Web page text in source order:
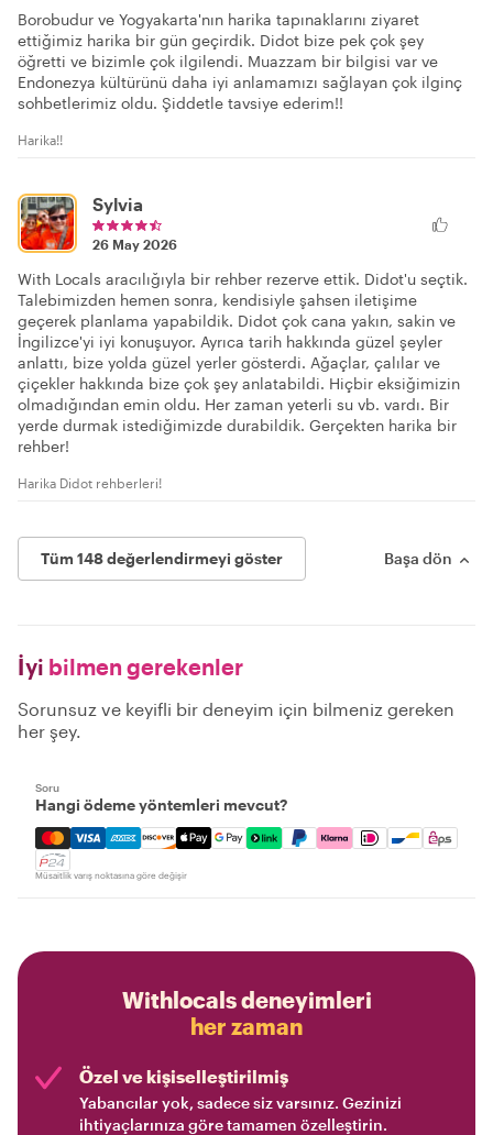
Borobudur ve Yogyakarta'nın harika tapınaklarını ziyaret
ettiğimiz harika bir gün geçirdik. Didot bize pek çok şey
öğretti ve bizimle çok ilgilendi. Muazzam bir bilgisi var ve
Endonezya kültürünü daha iyi anlamamızı sağlayan çok ilginç
sohbetlerimiz oldu. Şiddetle tavsiye ederim!!
Harika!!
Sylvia
26 May 2026
With Locals aracılığıyla bir rehber rezerve ettik. Didot'u seçtik.
Talebimizden hemen sonra, kendisiyle şahsen iletişime
geçerek planlama yapabildik. Didot çok cana yakın, sakin ve
İngilizce'yi iyi konuşuyor. Ayrıca tarih hakkında güzel şeyler
anlattı, bize yolda güzel yerler gösterdi. Ağaçlar, çalılar ve
çiçekler hakkında bize çok şey anlatabildi. Hiçbir eksiğimizin
olmadığından emin oldu. Her zaman yeterli su vb. vardı. Bir
yerde durmak istediğimizde durabildik. Gerçekten harika bir
rehber!
Harika Didot rehberleri!
Tüm 148 değerlendirmeyi göster Başa dön
İyi bilmen gerekenler
Sorunsuz ve keyifli bir deneyim için bilmeniz gereken
her şey.
Soru
Hangi ödeme yöntemleri mevcut?
Mastercard, Visa, Amex, Discover, Apple Pay, Google
Müsaitlik varış noktasına göre değişir
Withlocals deneyimleri
her zaman
Özel ve kişiselleştirilmiş
Yabancılar yok, sadece siz varsınız. Gezinizi
ihtiyaçlarınıza göre tamamen özelleştirin.